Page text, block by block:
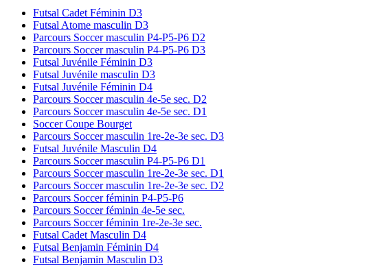
Futsal Cadet Féminin D3
Futsal Atome masculin D3
Parcours Soccer masculin P4-P5-P6 D2
Parcours Soccer masculin P4-P5-P6 D3
Futsal Juvénile Féminin D3
Futsal Juvénile masculin D3
Futsal Juvénile Féminin D4
Parcours Soccer masculin 4e-5e sec. D2
Parcours Soccer masculin 4e-5e sec. D1
Soccer Coupe Bourget
Parcours Soccer masculin 1re-2e-3e sec. D3
Futsal Juvénile Masculin D4
Parcours Soccer masculin P4-P5-P6 D1
Parcours Soccer masculin 1re-2e-3e sec. D1
Parcours Soccer masculin 1re-2e-3e sec. D2
Parcours Soccer féminin P4-P5-P6
Parcours Soccer féminin 4e-5e sec.
Parcours Soccer féminin 1re-2e-3e sec.
Futsal Cadet Masculin D4
Futsal Benjamin Féminin D4
Futsal Benjamin Masculin D3